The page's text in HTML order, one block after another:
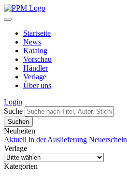
Startseite
News
Katalog
Vorschau
Händler
Verlage
Über uns
Login
Suche
Neuheiten
Aktuell in der Auslieferung
Verlage
Kategorien